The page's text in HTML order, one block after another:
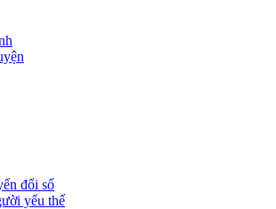
đổi số
yếu thế